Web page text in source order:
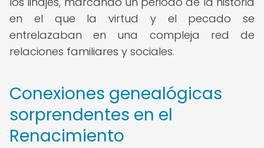
en el que la virtud y el pecado se
entrelazaban en una compleja red de
relaciones familiares y sociales.
Conexiones genealógicas
sorprendentes en el
Renacimiento